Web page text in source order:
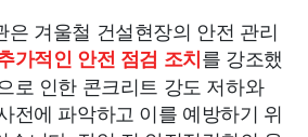
은 겨울철 건설현장의 안전 관리
가적인 안전 점검 조치를 강조했
로 인한 콘크리트 강도 저하와
전에 파악하고 이를 예방하기 위